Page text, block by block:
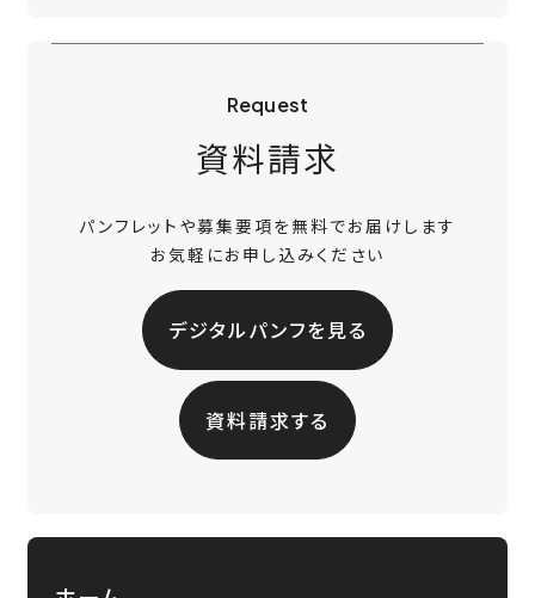
Request
資料請求
パンフレットや募集要項を無料でお届けします
お気軽にお申し込みください
デジタルパンフを見る
資料請求する